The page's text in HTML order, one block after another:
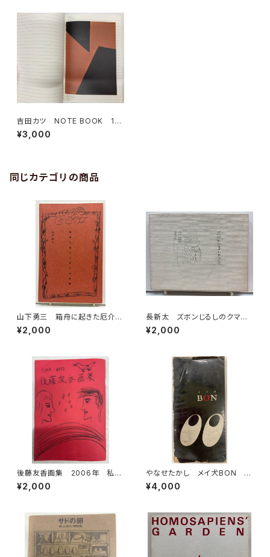
吉田カツ NOTE BOOK 19
94年 SUGAR BAY（私家版）
¥3,000
同じカテゴリの商品
山下勇三 箱舟に起きた厄介な
事柄 サイン 2003年 HB
Gallery
¥2,000
長新太 ズボンじるしのクマ
今江祥智
¥2,000
後藤友香画集 2006年 私家
版
¥2,000
やなせたかし メイ犬BON 昭
和34年 私家版
¥4,000